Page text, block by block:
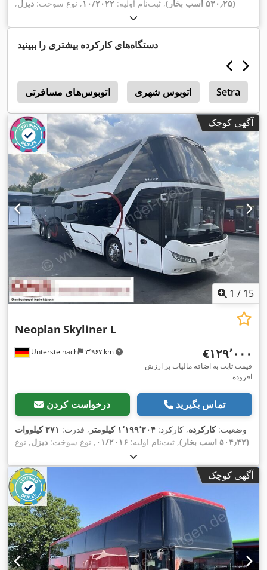
(۵۳۰٫۲۵ اسب بخار) , ثبت‌نام اولیه: ۱۰/۲۰۲۲, نوع سوخت: دیزل,
, نوع چرخ‌دنده:خودکار
دیگر, ترمزها:رتاردر, سال ساخت:۲۰۲۲, تجهیزات:اِی‌بی‌اِس‎, تهویه
مطبوع, کروز کنترل
دستگاه‌های کارکرده بیشتری را ببینید
اتوبوس‌های مسافرتی اتوبوس شهری Setra
آگهی کوچک
1 / 15
Untersteinach ۳٬۹۶۷ km
Neoplan Skyliner L
‎€۱۲۹٬۰۰۰
قیمت ثابت به اضافه مالیات بر ارزش
افزوده
درخواست کردن تماس بگیرید
وضعیت:کارکرده, کارکرد: ۱٬۱۹۹٬۳۰۴ کیلومتر , قدرت:
۳۷۱ کیلووات
(۵۰۴٫۴۲ اسب بخار)
, ثبت‌نام اولیه: ۰۱/۲۰۱۶ , نوع سوخت: دیزل, نوع
, کلاس انتشار:یورو ۶
سال ساخت:۲۰۱۶, تجهیزات:اتصال یدک‌کش, اِی‌بی‌اِس‎, برنامه
پایداری الکترونیکی (ESP), تهویه مطبوع, سیستم ایموبیلایزر, فرمان
هیدرولیک, قفل مرکزی, چراغ مه شکن, کروز کنترل, کنترل کشش
آگهی کوچک